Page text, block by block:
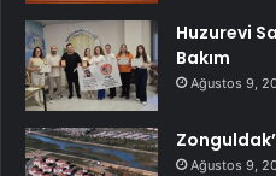
Huzurevi
Bakım
Ağustos 9,
Ağustos 9,